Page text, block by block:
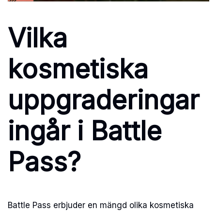
Vilka
kosmetiska
uppgraderingar
ingår i Battle
Pass?
Battle Pass erbjuder en mängd olika kosmetiska